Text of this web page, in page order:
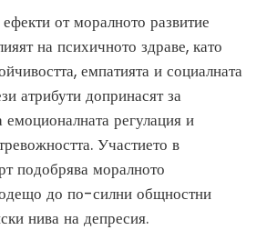
от моралното развитие
на психичното здраве, като
емпатията и социалната
атрибути допринасят за
регулация и
Участието в
подобрява моралното
до по-силни общностни
нива на депресия.